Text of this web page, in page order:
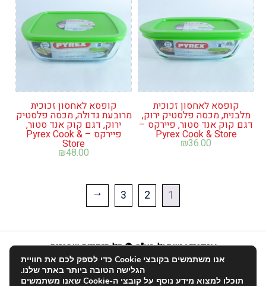
קופסא לאחסון זכוכית
מלבנית, מכסה פלסטיק ירוק,
דגם קוק אנד סטור, פיירקס –
Pyrex Cook & Store
₪36.00
קופסא לאחסון זכוכית
מרובעת גדולה, מכסה פלסטיק
ירוק, דגם קוק אנד סטור,
פיירקס – Pyrex Cook &
Store
₪48.00
1
2
3
←
אנפוריא ישראל בע"מ © כל הזכויות שמורות
03-683-2022
info@enforia.co.il
אנו משתמשים בקובצי Cookie כדי לספק לכם את חוויית
הגלישה הטובה ביותר באתר שלנו.
תוכלו למצוא מידע נוסף על קובצי ה-Cookie שאנו משתמשים